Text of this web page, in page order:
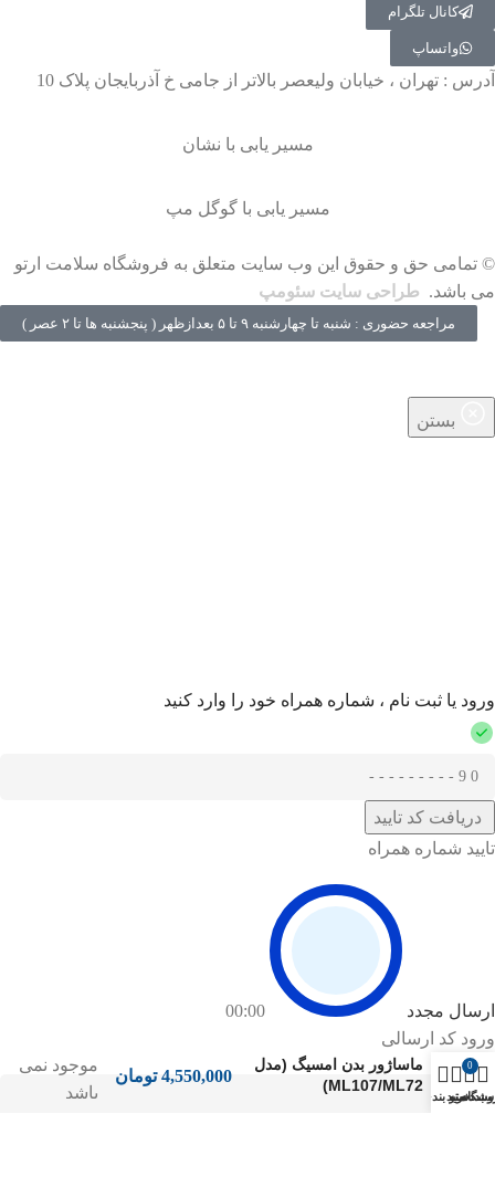
کانال تلگرام
واتساپ
آدرس : تهران ، خیابان ولیعصر بالاتر از جامی خ آذربایجان پلاک 10
مسیر یابی با نشان
مسیر یابی با گوگل مپ
© تمامی حق و حقوق این وب سایت متعلق به فروشگاه سلامت ارتو
می باشد. طراحی سایت سئومپ
مراجعه حضوری : شنبه تا چهارشنبه ۹ تا ۵ بعدازظهر ( پنجشنبه‌ ها تا ۲ عصر )
ماساژور بدن امسیگ (مدل
ML107/ML72)
4,550,000 تومان
موجود نمی
باشد
ورود یا ثبت نام ، شماره همراه خود را وارد کنید
تایید شماره همراه
ارسال مجدد
00:00
ورود کد ارسالی
0
سبد خرید
منو
دسته بندی‌ها